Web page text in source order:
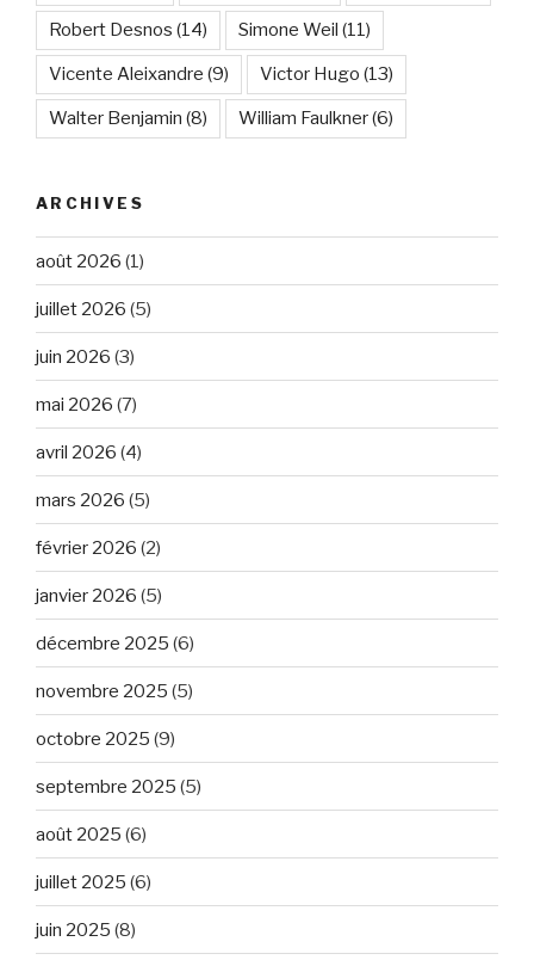
Robert Desnos (14) Simone Weil (11)
Vicente Aleixandre (9) Victor Hugo (13)
Walter Benjamin (8) William Faulkner(6)
ARCHIVES
août 2026 (1)
juillet 2026 (5)
juin 2026 (3)
mai 2026 (7)
avril 2026 (4)
mars 2026 (5)
février 2026 (2)
janvier 2026 (5)
décembre 2025 (6)
novembre 2025 (5)
octobre 2025 (9)
septembre 2025 (5)
août 2025 (6)
juillet 2025 (6)
juin 2025 (8)